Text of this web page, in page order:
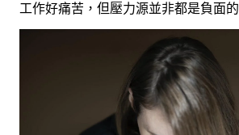
工作好痛苦，但壓力源並非都是負面的